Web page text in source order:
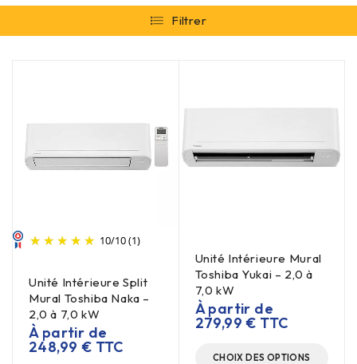
Filtrer
10/10(1)
Unité Intérieure Split
Mural Toshiba Naka –
2,0 à 7,0 kW
À partir de
248,99 € TTC
Unité Intérieure Mural
Toshiba Yukai – 2,0 à
7,0 kW
À partir de
279,99€ TTC
CHOIX DES OPTIONS